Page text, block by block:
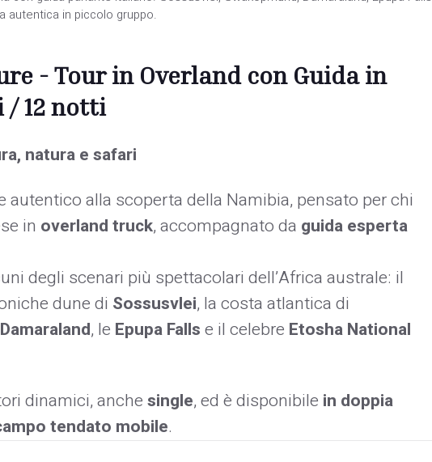
autentica in piccolo gruppo.
- Tour in Overland con Guida in
/ 12 notti
natura e safari
autentico alla scoperta della Namibia, pensato per chi
in overland truck, accompagnato da guida esperta
degli scenari più spettacolari dell’Africa australe: il
dune di Sossusvlei, la costa atlantica di
Damaraland, le Epupa Fallse il celebre Etosha National
dinamici, anchesingle, ed è disponibile in doppia
tendato mobile.